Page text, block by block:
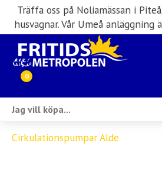
Träffa oss på Noliamässan i
husvagnar. Vår Umeå
0
Cirkulationspumpar Alde